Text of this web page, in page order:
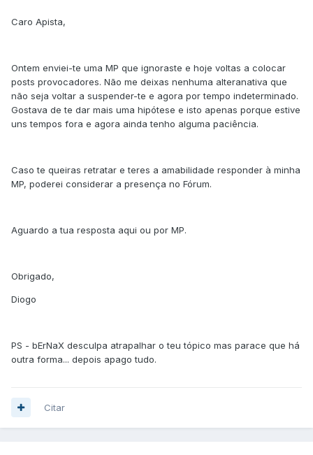
Caro Apista,
Ontem enviei-te uma MP que ignoraste e hoje voltas a colocar
posts provocadores. Não me deixas nenhuma alteranativa que
não seja voltar a suspender-te e agora por tempo indeterminado.
Gostava de te dar mais uma hipótese e isto apenas porque estive
uns tempos fora e agora ainda tenho alguma paciência.
Caso te queiras retratar e teres a amabilidade responder à minha
MP, poderei considerar a presença no Fórum.
Aguardo a tua resposta aqui ou por MP.
Obrigado,
Diogo
PS - bErNaX desculpa atrapalhar o teu tópico mas parace que há
outra forma... depois apago tudo.
Citar